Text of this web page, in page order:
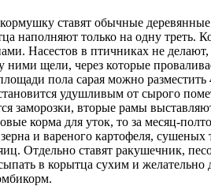
ставят обычные
только на одну треть.
Насестов в птичниках не
щели, через которые
пола сарая можно разместить
удушливым от сырого
заморозки, вторые рамы
корма для уток, то за месяц-
и вареного картофеля,
Отдельно ставят ракушечник,
в корытца сухим и